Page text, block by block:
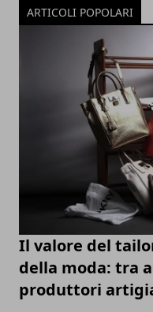
ARTICOLI POPOLARI
Il valore del
della moda: tra
produttori